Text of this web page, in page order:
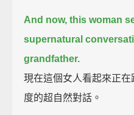
And now, this woman
supernatural
grandfather.
現在這個女人看起來正
度的超自然對話。